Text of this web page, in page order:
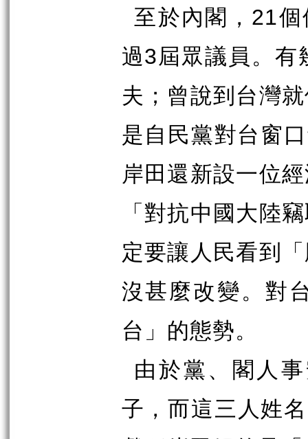
至於內閣， 21個
過3屆眾議員。有
夫；曾說到台灣
是自民黨對台窗
岸田還新設一位
「對抗中國大陸
定要讓人民看到
沒甚麼改變。對
台」的態勢。
由於黨、閣人
子，而這三人姓